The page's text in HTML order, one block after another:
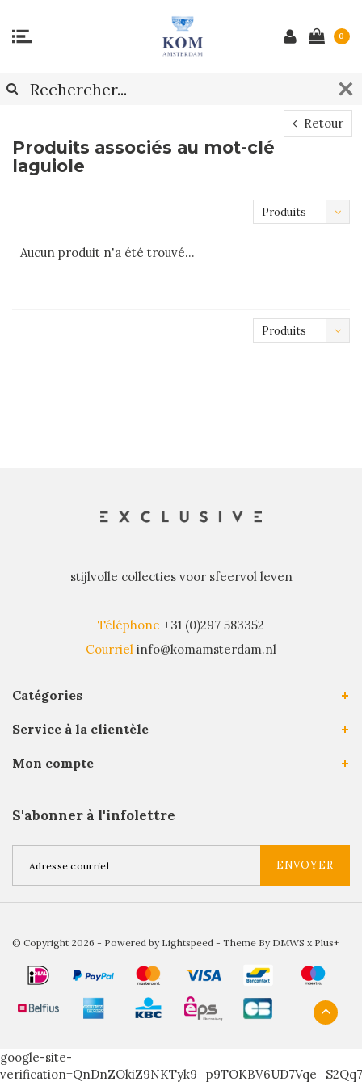
0
Retour
Produits associés au mot-clé
laguiole
Produits
Aucun produit n'a été trouvé...
Produits
stijlvolle collecties voor sfeervol leven
Téléphone +31 (0)297 583352
Courriel info@komamsterdam.nl
Catégories
Service à la clientèle
Mon compte
S'abonner à l'infolettre
ENVOYER
© Copyright 2026 - Powered by Lightspeed - Theme By DMWS x Plus+
google-site-